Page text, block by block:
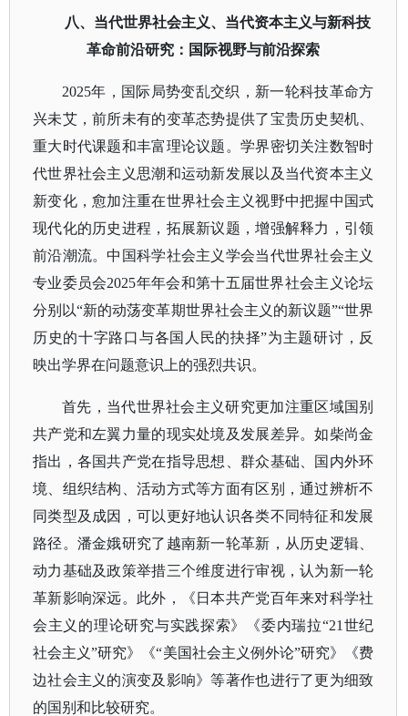
八、当代世界社会主义、当代资本主义与新科技
革命前沿研究：国际视野与前沿探索
2025年，国际局势变乱交织，新一轮科技革命方
兴未艾，前所未有的变革态势提供了宝贵历史契机、
重大时代课题和丰富理论议题。学界密切关注数智时
代世界社会主义思潮和运动新发展以及当代资本主义
新变化，愈加注重在世界社会主义视野中把握中国式
现代化的历史进程，拓展新议题，增强解释力，引领
前沿潮流。中国科学社会主义学会当代世界社会主义
专业委员会2025年年会和第十五届世界社会主义论坛
分别以“新的动荡变革期世界社会主义的新议题”“世界
历史的十字路口与各国人民的抉择”为主题研讨，反
映出学界在问题意识上的强烈共识。
首先，当代世界社会主义研究更加注重区域国别
共产党和左翼力量的现实处境及发展差异。如柴尚金
指出，各国共产党在指导思想、群众基础、国内外环
境、组织结构、活动方式等方面有区别，通过辨析不
同类型及成因，可以更好地认识各类不同特征和发展
路径。潘金娥研究了越南新一轮革新，从历史逻辑、
动力基础及政策举措三个维度进行审视，认为新一轮
革新影响深远。此外，《日本共产党百年来对科学社
会主义的理论研究与实践探索》《委内瑞拉“21世纪
社会主义”研究》《“美国社会主义例外论”研究》《费
边社会主义的演变及影响》等著作也进行了更为细致
的国别和比较研究。